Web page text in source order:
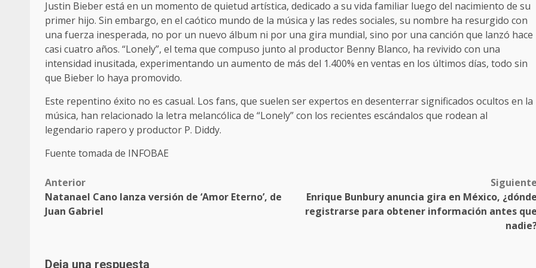
Justin Bieber está en un momento de quietud artística, dedicado a su vida familiar luego del nacimiento de su
primer hijo. Sin embargo, en el caótico mundo de la música y las redes sociales, su nombre ha resurgido con
una fuerza inesperada, no por un nuevo álbum ni por una gira mundial, sino por una canción que lanzó hace
casi cuatro años. “Lonely”, el tema que compuso junto al productor Benny Blanco, ha revivido con una
intensidad inusitada, experimentando un aumento de más del 1.400% en ventas en los últimos días, todo sin
que Bieber lo haya promovido.
Este repentino éxito no es casual. Los fans, que suelen ser expertos en desenterrar significados ocultos en la
música, han relacionado la letra melancólica de “Lonely” con los recientes escándalos que rodean al
legendario rapero y productor P. Diddy.
Fuente tomada de INFOBAE
Post
navigation
Anterior
Natanael Cano lanza versión de ‘Amor Eterno’, de
Juan Gabriel
Siguiente
Enrique Bunbury anuncia gira en México, ¿dónde
registrarse para obtener información antes que
Deja una respuesta